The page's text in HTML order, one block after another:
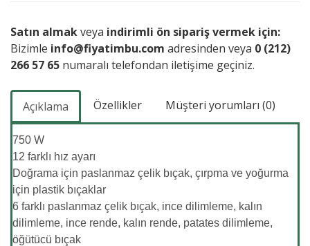
Satın almakveya indirimli ön sipariş vermek için:
Bizimle info@fiyatimbu.com adresinden veya 0 (212)
266 57 65 numaralı telefondan iletişime geçiniz.
Açıklama Özellikler Müşteri yorumları (0)
750 W
12 farklı hız ayarı
Doğrama için paslanmaz çelik bıçak, çırpma ve yoğurma
için plastik bıçaklar
6 farklı paslanmaz çelik bıçak, ince dilimleme, kalın
dilimleme, ince rende, kalın rende, patates dilimleme,
öğütücü bıçak